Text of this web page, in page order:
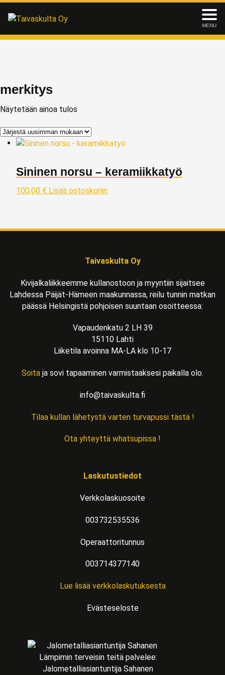
MENU
merkitys
Näytetään ainoa tulos
Sininen norsu – keramiikkatyö
100,00 € Lisää ostoskoriin
Taivaskulta Oy
Kivijalkaliikkeemme kullanostoon ja myyntiin sijaitsee
Lahdessa Päijät-Hämeen maakunnassa, reilu tunnin matkan
päässä Helsingistä pohjoisen suuntaan osoitteessa:
Vapaudenkatu 2 LH 39
15110 Lahti
Liiketila avoinna MA-LA klo 10-17
Soita ja sovi tapaaminen varmistaaksesi paikalla olo.
info@taivaskulta.fi
Tilaa kullan lähetystä varten turvapussi tästä !
Ota yhteyttä whatsupissa !
Laskutustiedot
Verkkolaskuosoite
003732535536
Operaattoritunnus
003714377140
Lue lisää verkkolaskutuksesta
Evästeseloste
Lämpimin terveisin teitä palvelee:
Jalometalliasiantuntija Sahanen